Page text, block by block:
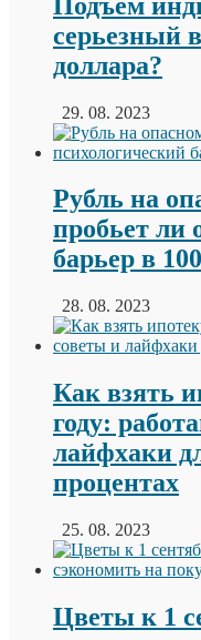
серьезный
доллара?
29. 08. 2023
Рубль на
пробьет ли
барьер в
28. 08. 2023
Как взять
году:
лайфхаки
процентах
25. 08. 2023
Цветы к 1